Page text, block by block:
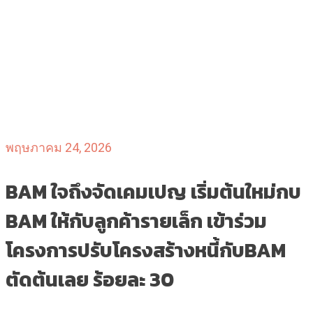
พฤษภาคม 24, 2026
BAM ใจถึงจัดเคมเปญ เริ่มต้นใหม่กบ
BAM ให้กับลูกค้ารายเล็ก เข้าร่วม
โครงการปรับโครงสร้างหนี้กับBAM
ตัดต้นเลย ร้อยละ 30